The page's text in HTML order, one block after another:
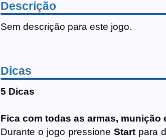
Descrição
Sem descrição para este jogo.
Dicas
5 Dicas
Fica com todas as armas, munição
Durante o jogo pressioneStart para